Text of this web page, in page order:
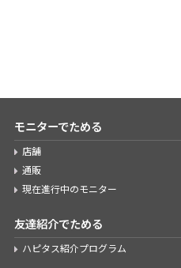
モニターでためる
店舗
通販
現在進行中のモニター
友達紹介でためる
ハピタス紹介プログラム